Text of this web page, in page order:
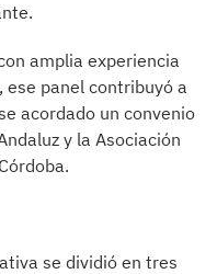
amplia experiencia
panel contribuyó a
acordado un convenio
y la Asociación
se dividió en tres